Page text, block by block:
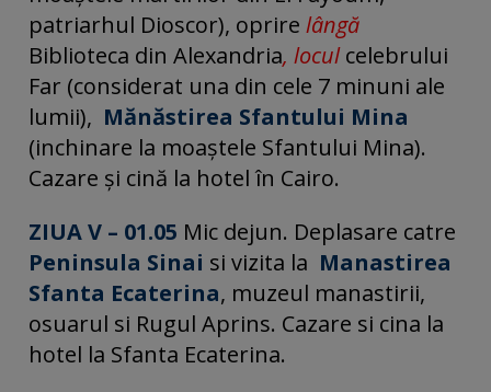
patriarhul Dioscor), oprire lângă
Biblioteca din Alexandria, loculcelebrului
Far (considerat una din cele 7 minuni ale
lumii), Mănăstirea Sfantului Mina
(inchinare la moaştele Sfantului Mina).
Cazare și cină la hotel în Cairo.
ZIUA V – 01.05 Mic dejun. Deplasare catre
Peninsula Sinai si vizita la Manastirea
Sfanta Ecaterina, muzeul manastirii,
osuarul si Rugul Aprins. Cazare si cina la
hotel la Sfanta Ecaterina.